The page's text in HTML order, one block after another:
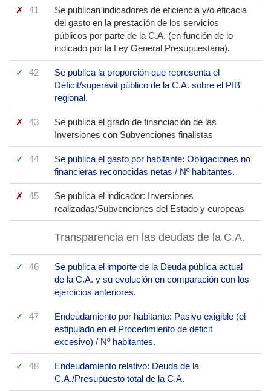
41
Se publican indicadores de eficiencia y/o eficacia
del gasto en la prestación de los servicios
públicos por parte de la C.A. (en función de lo
indicado por la Ley General Presupuestaria).
42
Se publica la proporción que representa el
Déficit/superávit público de la C.A. sobre el PIB
regional.
43
Se publica el grado de financiación de las
Inversiones con Subvenciones finalistas
44
Se publica el gasto por habitante: Obligaciones no
financieras reconocidas netas / Nº habitantes.
45
Se publica el indicador: Inversiones
realizadas/Subvenciones del Estado y europeas
Transparencia en las deudas de la C.A.
46
Se publica el importe de la Deuda pública actual
de la C.A. y su evolución en comparación con los
ejercicios anteriores.
47
Endeudamiento por habitante: Pasivo exigible (el
estipulado en el Procedimiento de déficit
excesivo) / Nº habitantes.
48
Endeudamiento relativo: Deuda de la
C.A./Presupuesto total de la C.A.